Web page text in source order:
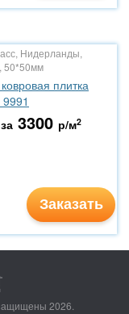
Нидерланды,
50*50мм
плитка
3300 р/м2
Заказать
2026.